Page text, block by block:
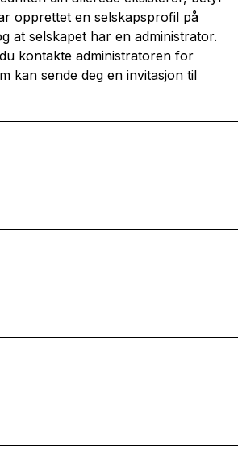
opprettet en selskapsprofil på
at selskapet har en administrator.
kontakte administratoren for
kan sende deg en invitasjon til